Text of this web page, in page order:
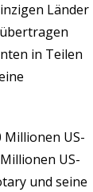
Länder
in Teilen
US-
US-
und seine